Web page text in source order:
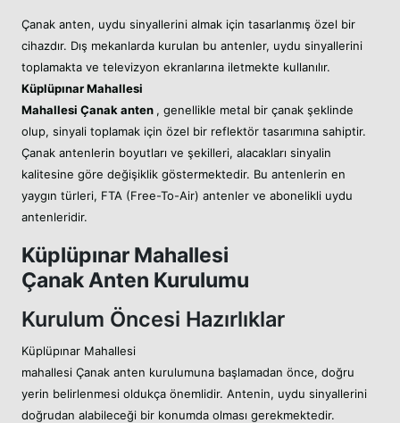
Çanak anten, uydu sinyallerini almak için tasarlanmış özel bir
cihazdır. Dış mekanlarda kurulan bu antenler, uydu sinyallerini
toplamakta ve televizyon ekranlarına iletmekte kullanılır.
Küplüpınar Mahallesi
Mahallesi Çanak anten , genellikle metal bir çanak şeklinde
olup, sinyali toplamak için özel bir reflektör tasarımına sahiptir.
Çanak antenlerin boyutları ve şekilleri, alacakları sinyalin
kalitesine göre değişiklik göstermektedir. Bu antenlerin en
yaygın türleri, FTA (Free-To-Air) antenler ve abonelikli uydu
antenleridir.
Küplüpınar Mahallesi
Çanak Anten Kurulumu
Kurulum Öncesi Hazırlıklar
Küplüpınar Mahallesi
mahallesi Çanak anten kurulumuna başlamadan önce, doğru
yerin belirlenmesi oldukça önemlidir. Antenin, uydu sinyallerini
doğrudan alabileceği bir konumda olması gerekmektedir.